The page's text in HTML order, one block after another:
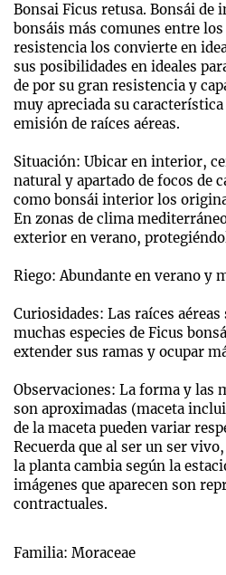
Bonsai Ficus retusa. Bonsái de
bonsáis más comunes entre
resistencia los convierte en
sus posibilidades en ideales
de por su gran resistencia y
muy apreciada su
emisión de raíces aéreas.
Situación: Ubicar en interior,
natural y apartado de focos de
como bonsái interior los
En zonas de clima
exterior en verano,
Riego: Abundante en verano y
Curiosidades: Las raíces
muchas especies de Ficus
extender sus ramas y ocupar
Observaciones: La forma y las
son aproximadas (maceta
de la maceta pueden variar
Recuerda que al ser un ser
la planta cambia según la
imágenes que aparecen son
contractuales.
Familia: Moraceae